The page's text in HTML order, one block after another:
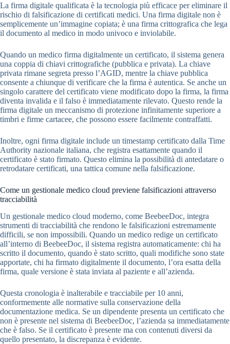
La firma digitale qualificata è la tecnologia più efficace per eliminare il
rischio di falsificazione di certificati medici. Una firma digitale non è
semplicemente un’immagine copiata; è una firma crittografica che lega
il documento al medico in modo univoco e inviolabile.
Quando un medico firma digitalmente un certificato, il sistema genera
una coppia di chiavi crittografiche (pubblica e privata). La chiave
privata rimane segreta presso l’AGID, mentre la chiave pubblica
consente a chiunque di verificare che la firma è autentica. Se anche un
singolo carattere del certificato viene modificato dopo la firma, la firma
diventa invalida e il falso è immediatamente rilevato. Questo rende la
firma digitale un meccanismo di protezione infinitamente superiore a
timbri e firme cartacee, che possono essere facilmente contraffatti.
Inoltre, ogni firma digitale include un timestamp certificato dalla Time
Authority nazionale italiana, che registra esattamente quando il
certificato è stato firmato. Questo elimina la possibilità di antedatare o
retrodatare certificati, una tattica comune nella falsificazione.
Come un gestionale medico cloud previene falsificazioni attraverso
tracciabilità
Un gestionale medico cloud moderno, come BeebeeDoc, integra
strumenti di tracciabilità che rendono le falsificazioni estremamente
difficili, se non impossibili. Quando un medico redige un certificato
all’interno di BeebeeDoc, il sistema registra automaticamente: chi ha
scritto il documento, quando è stato scritto, quali modifiche sono state
apportate, chi ha firmato digitalmente il documento, l’ora esatta della
firma, quale versione è stata inviata al paziente e all’azienda.
Questa cronologia è inalterabile e tracciabile per 10 anni,
conformemente alle normative sulla conservazione della
documentazione medica. Se un dipendente presenta un certificato che
non è presente nel sistema di BeebeeDoc, l’azienda sa immediatamente
che è falso. Se il certificato è presente ma con contenuti diversi da
quello presentato, la discrepanza è evidente.